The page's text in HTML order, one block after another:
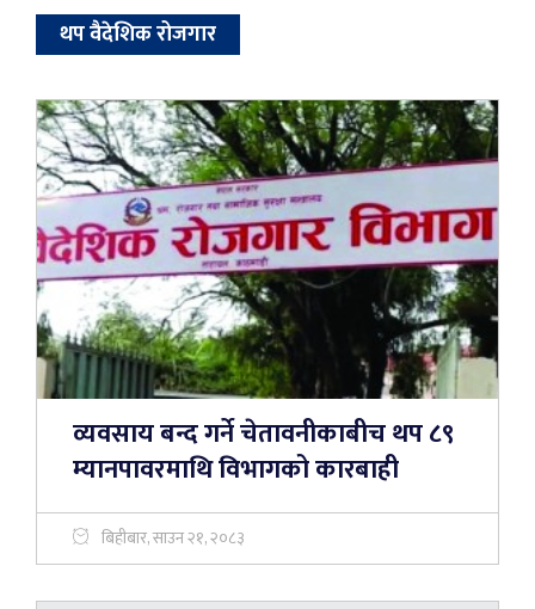
थप वैदेशिक रोजगार
व्यवसाय बन्द गर्ने चेतावनीकाबीच थप ८९
म्यानपावरमाथि विभागको कारबाही
बिहीबार, साउन २१, २०८३